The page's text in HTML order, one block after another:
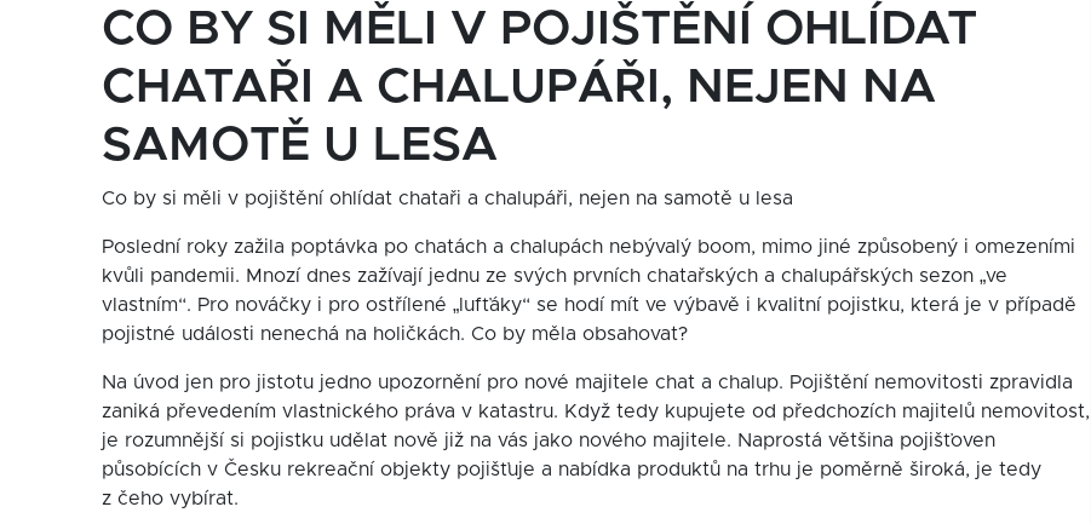
CO BY SI MĚLI V POJIŠTĚNÍ OHLÍDAT
CHATAŘI A CHALUPÁŘI, NEJEN NA
SAMOTĚ U LESA
Co by si měli v pojištění ohlídat chataři a chalupáři, nejen na samotě u lesa
Poslední roky zažila poptávka po chatách a chalupách nebývalý boom, mimo jiné způsobený i omezeními
kvůli pandemii. Mnozí dnes zažívají jednu ze svých prvních chatařských a chalupářských sezon „ve
vlastním“. Pro nováčky i pro ostřílené „lufťáky“ se hodí mít ve výbavě i kvalitní pojistku, která je v případě
pojistné události nenechá na holičkách. Co by měla obsahovat?
Na úvod jen pro jistotu jedno upozornění pro nové majitele chat a chalup. Pojištění nemovitosti zpravidla
zaniká převedením vlastnického práva v katastru. Když tedy kupujete od předchozích majitelů nemovitost,
je rozumnější si pojistku udělat nově již na vás jako nového majitele. Naprostá většina pojišťoven
působících v Česku rekreační objekty pojišťuje a nabídka produktů na trhu je poměrně široká, je tedy
z čeho vybírat.